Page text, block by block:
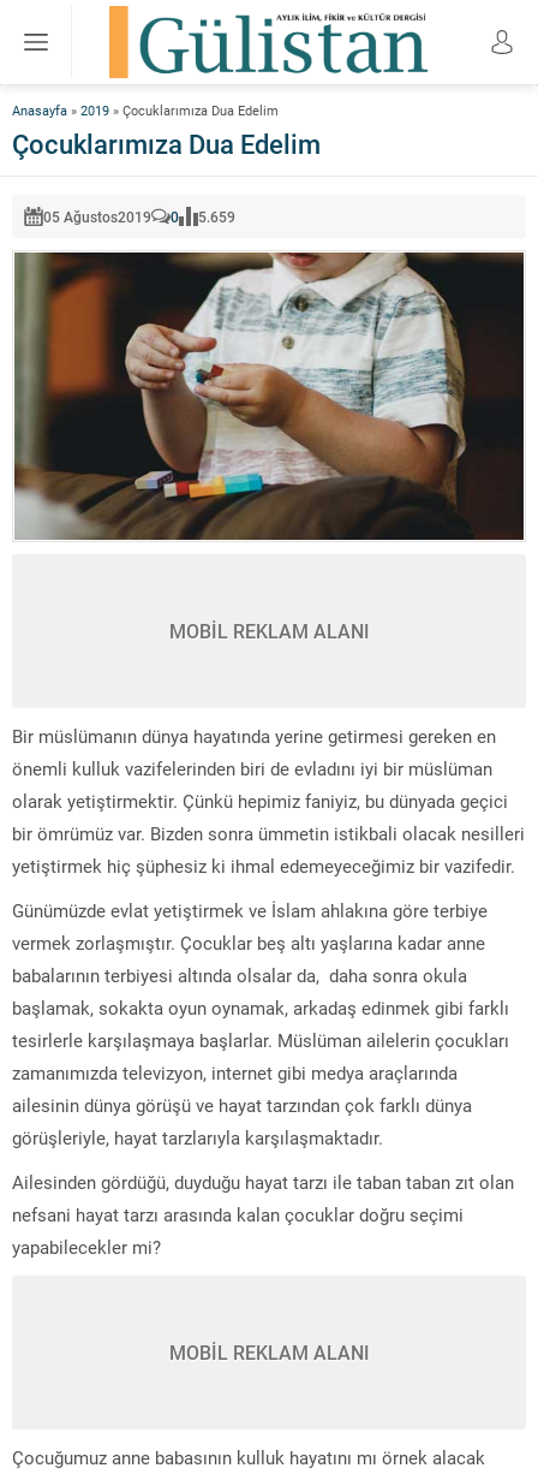
Anasayfa » 2019 » Çocuklarımıza Dua Edelim
Çocuklarımıza Dua Edelim
05 Ağustos2019 0 5.659
MOBİL REKLAM ALANI
Bir müslümanın dünya hayatında yerine getirmesi gereken en
önemli kulluk vazifelerinden biri de evladını iyi bir müslüman
olarak yetiştirmektir. Çünkü hepimiz faniyiz, bu dünyada geçici
bir ömrümüz var. Bizden sonra ümmetin istikbali olacak nesilleri
yetiştirmek hiç şüphesiz ki ihmal edemeyeceğimiz bir vazifedir.
Günümüzde evlat yetiştirmek ve İslam ahlakına göre terbiye
vermek zorlaşmıştır. Çocuklar beş altı yaşlarına kadar anne
babalarının terbiyesi altında olsalar da, daha sonra okula
başlamak, sokakta oyun oynamak, arkadaş edinmek gibi farklı
tesirlerle karşılaşmaya başlarlar. Müslüman ailelerin çocukları
zamanımızda televizyon, internet gibi medya araçlarında
ailesinin dünya görüşü ve hayat tarzından çok farklı dünya
görüşleriyle, hayat tarzlarıyla karşılaşmaktadır.
Ailesinden gördüğü, duyduğu hayat tarzı ile taban taban zıt olan
nefsani hayat tarzı arasında kalan çocuklar doğru seçimi
yapabilecekler mi?
MOBİL REKLAM ALANI
Çocuğumuz anne babasının kulluk hayatını mı örnek alacak